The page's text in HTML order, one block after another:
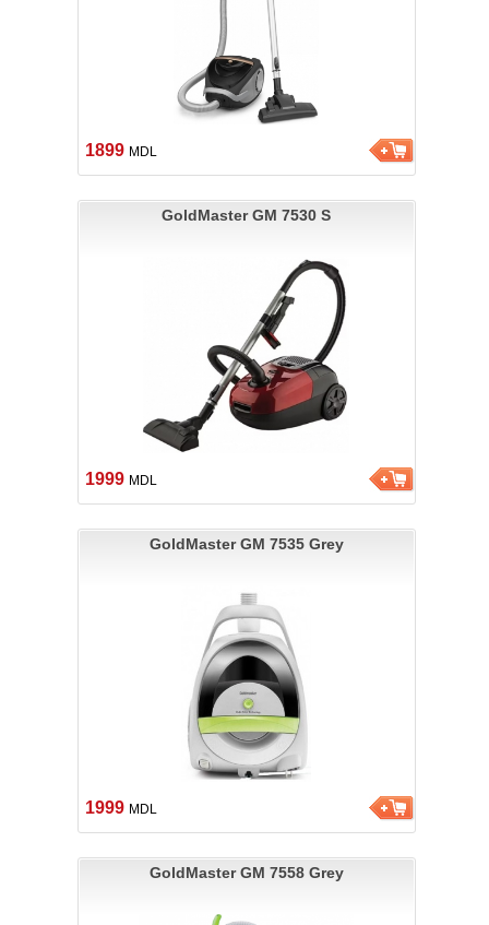
1899 MDL
GoldMaster GM 7530 S
1999 MDL
GoldMaster GM 7535 Grey
1999 MDL
GoldMaster GM 7558 Grey